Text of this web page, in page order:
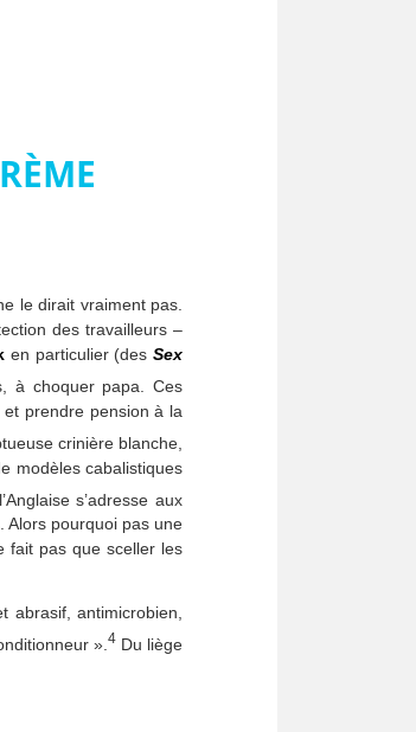
le dirait vraiment pas.
des travailleurs –
en particulier (desSex
à choquer papa. Ces
prendre pension à la
crinière blanche,
modèles cabalistiques
l’Anglaise s’adresse aux
Alors pourquoi pas une
fait pas que sceller les
abrasif, antimicrobien,
». 4Du liège